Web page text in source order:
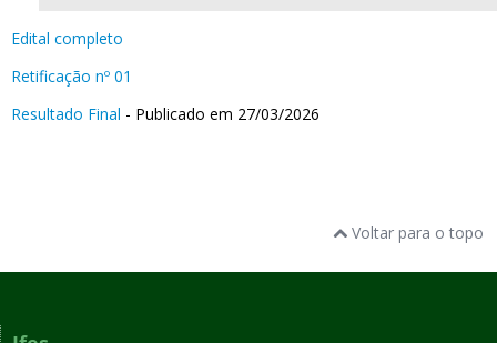
Edital completo
Retificação nº 01
Resultado Final - Publicado em 27/03/2026
Voltar para o topo